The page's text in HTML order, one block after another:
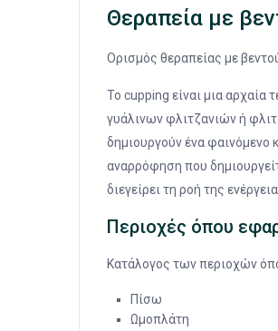
Θεραπεία με
Ορισμός θεραπείας με
Το cupping είναι μια αρχαία
γυάλινων φλιτζανιών ή
δημιουργούν ένα φαινόμενο
αναρρόφηση που
διεγείρει τη ροή της
Περιοχές όπου
Κατάλογος των περιοχών
Πίσω
Ωμοπλάτη